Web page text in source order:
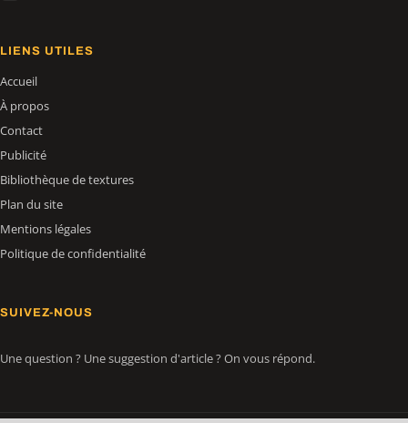
LIENS UTILES
Accueil
À propos
Contact
Publicité
Bibliothèque de textures
Plan du site
Mentions légales
Politique de confidentialité
SUIVEZ-NOUS
Une question ? Une suggestion d'article ? On vous répond.